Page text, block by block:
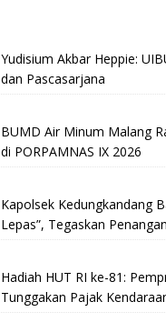
Yudisium Akbar Heppie:
dan Pascasarjana
BUMD Air Minum Malang
di PORPAMNAS IX 2026
Kapolsek Kedungkandang
Lepas”, Tegaskan
Hadiah HUT RI ke-81:
Tunggakan Pajak